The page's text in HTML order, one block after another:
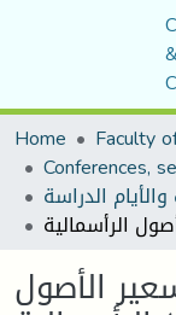
&
Home
الأصول